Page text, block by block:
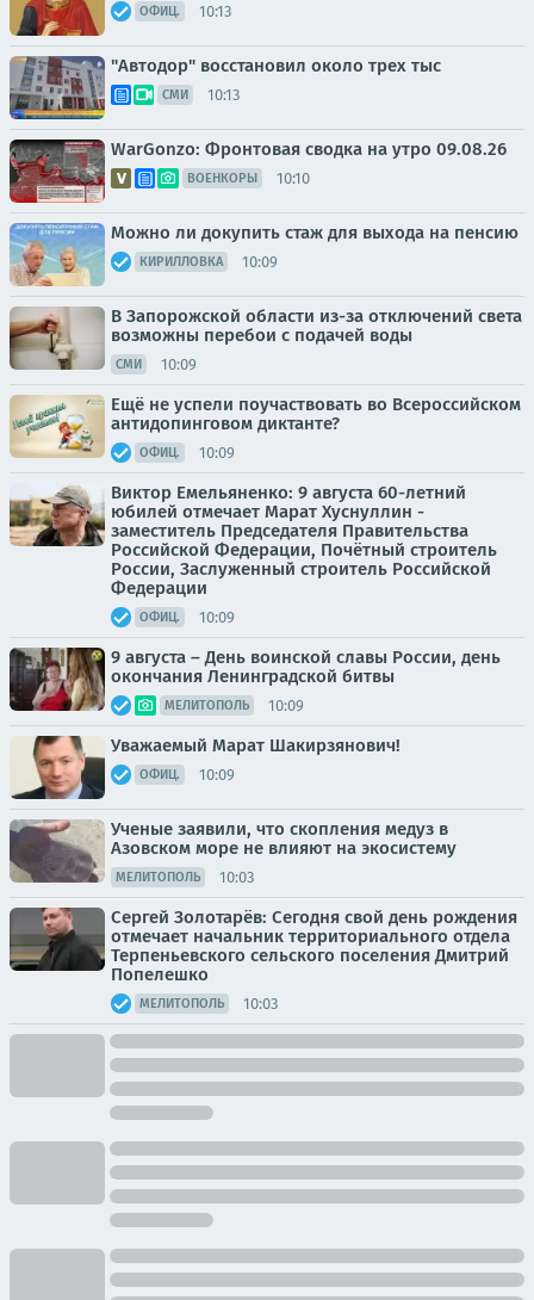
ОФИЦ. 10:13
"Автодор" восстановил около трех тыс
СМИ 10:13
WarGonzo: Фронтовая сводка на утро 09.08.26
ВОЕНКОРЫ 10:10
Можно ли докупить стаж для выхода на пенсию
КИРИЛЛОВКА 10:09
В Запорожской области из-за отключений света
возможны перебои с подачей воды
СМИ 10:09
Ещё не успели поучаствовать во Всероссийском
антидопинговом диктанте?
ОФИЦ. 10:09
Виктор Емельяненко: 9 августа 60-летний
юбилей отмечает Марат Хуснуллин -
заместитель Председателя Правительства
Российской Федерации, Почётный строитель
России, Заслуженный строитель Российской
Федерации
ОФИЦ. 10:09
9 августа – День воинской славы России, день
окончания Ленинградской битвы
МЕЛИТОПОЛЬ 10:09
Уважаемый Марат Шакирзянович!
ОФИЦ. 10:09
Ученые заявили, что скопления медуз в
Азовском море не влияют на экосистему
МЕЛИТОПОЛЬ 10:03
Сергей Золотарёв: Сегодня свой день рождения
отмечает начальник территориального отдела
Терпеньевского сельского поселения Дмитрий
Попелешко
МЕЛИТОПОЛЬ 10:03